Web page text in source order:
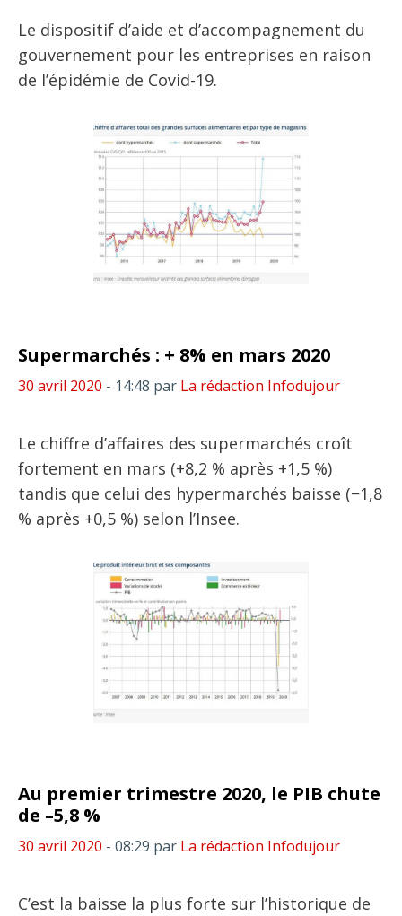
Le dispositif d’aide et d’accompagnement du
gouvernement pour les entreprises en raison
de l’épidémie de Covid-19.
Supermarchés : + 8% en mars 2020
30 avril 2020 - 14:48 par La rédaction Infodujour
Le chiffre d’affaires des supermarchés croît
fortement en mars (+8,2 % après +1,5 %)
tandis que celui des hypermarchés baisse (−1,8
% après +0,5 %) selon l’Insee.
Au premier trimestre 2020, le PIB chute
de –5,8 %
30 avril 2020 - 08:29 par La rédaction Infodujour
C’est la baisse la plus forte sur l’historique de